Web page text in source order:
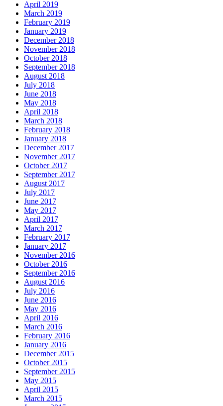
April 2019
March 2019
February 2019
January 2019
December 2018
November 2018
October 2018
September 2018
August 2018
July 2018
June 2018
May 2018
April 2018
March 2018
February 2018
January 2018
December 2017
November 2017
October 2017
September 2017
August 2017
July 2017
June 2017
May 2017
April 2017
March 2017
February 2017
January 2017
November 2016
October 2016
September 2016
August 2016
July 2016
June 2016
May 2016
April 2016
March 2016
February 2016
January 2016
December 2015
October 2015
September 2015
May 2015
April 2015
March 2015